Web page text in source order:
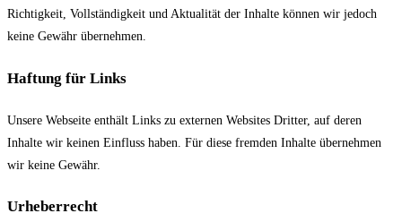
Richtigkeit, Vollständigkeit und Aktualität der Inhalte können wir jedoch
keine Gewähr übernehmen.
Haftung für Links
Unsere Webseite enthält Links zu externen Websites Dritter, auf deren
Inhalte wir keinen Einfluss haben. Für diese fremden Inhalte übernehmen
wir keine Gewähr.
Urheberrecht